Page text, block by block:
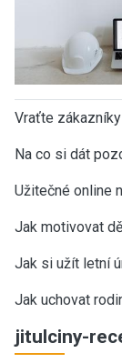
Vraťte
Na co si dát
Užitečné online
Jak motivovat
Jak si užít letní
Jak uchovat
jitulciny-